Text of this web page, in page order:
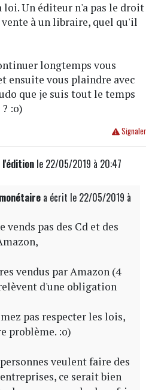
loi. Un éditeur n'a pas le droit
vente à un libraire, quel qu'il
longtemps vous
ensuite vous plaindre avec
que je suis tout le temps
:o)
Signaler
l'éditionle 22/05/2019 à 20:47
a écrit le 22/05/2019 à
vends pas des Cd et des
vendus par Amazon (4
d'une obligation
pas respecter les lois,
problème. :o)
veulent faire des
ce serait bien